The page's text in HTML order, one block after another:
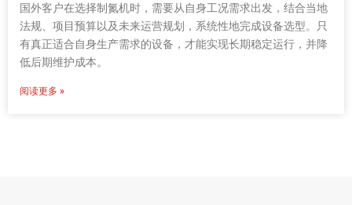
国外客户在选择制氮机时，需要从自身工况需求出发，结合当地
法规、项目预算以及未来运营规划，系统性地完成设备选型。只
有真正适合自身生产需求的设备，才能实现长期稳定运行，并降
低后期维护成本。
阅读更多 »